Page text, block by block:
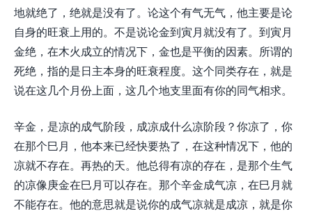
地就绝了，绝就是没有了。论这个有气无气，他主要是论
自身的旺衰上用的。不是说论金到寅月就没有了。到寅月
金绝，在木火成立的情况下，金也是平衡的因素。所谓的
死绝，指的是日主本身的旺衰程度。这个同类存在，就是
说在这几个月份上面，这几个地支里面有你的同气相求。
辛金，是凉的成气阶段，成凉成什么凉阶段？你凉了，你
在那个巳月，他本来已经快要热了，在这种情况下，他的
凉就不存在。再热的天。他总得有凉的存在，是那个生气
的凉像庚金在巳月可以存在。那个辛金成气凉，在巳月就
不能存在。他的意思就是说你的成气凉就是成凉，就是你